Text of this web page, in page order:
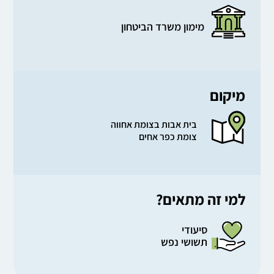
מימון משרד הביטחון
מיקום
בית אבות בצומת אחווה
צומת כפר אחים
למי זה מתאים?
סיעודי
תשושי נפש